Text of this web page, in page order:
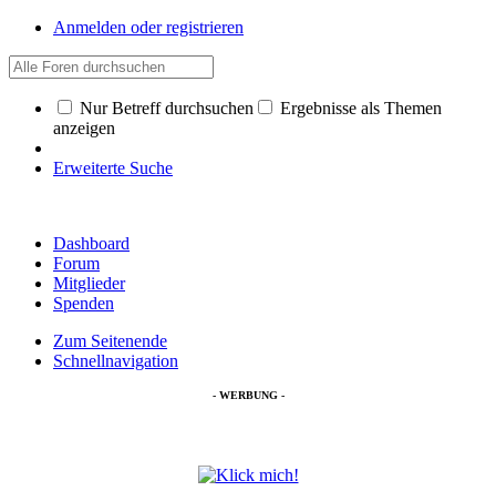
Anmelden oder registrieren
Nur Betreff durchsuchen
Ergebnisse als Themen
anzeigen
Erweiterte Suche
Dashboard
Forum
Mitglieder
Spenden
Zum Seitenende
Schnellnavigation
- WERBUNG -